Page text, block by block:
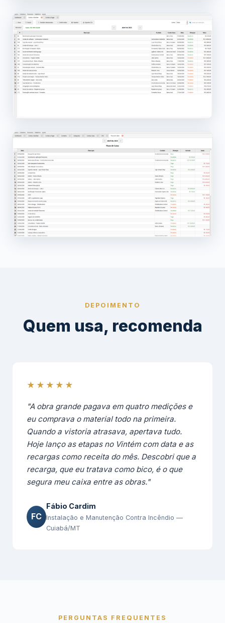
DEPOIMENTO
Quem usa, recomenda
★★★★★
"A obra grande pagava em quatro medições e
eu comprava o material todo na primeira.
Quando a vistoria atrasava, apertava tudo.
Hoje lanço as etapas no Vintém com data e as
recargas como receita do mês. Descobri que a
recarga, que eu tratava como bico, é o que
segura meu caixa entre as obras."
FC
Fábio Cardim
Instalação e Manutenção Contra Incêndio —
Cuiabá/MT
PERGUNTAS FREQUENTES